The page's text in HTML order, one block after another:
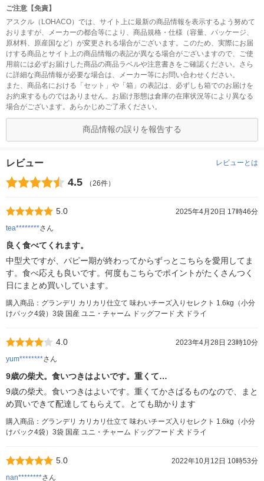
ご注意【免責】
アスクル（LOHACO）では、サイト上に最新の商品情報を表示するよう努めて
おりますが、メーカーの都合等により、商品規格・仕様（容量、パッケージ、
原材料、原産国など）が変更される場合がございます。このため、実際にお届
けする商品とサイト上の商品情報の表記が異なる場合がございますので、ご使
用前には必ずお届けした商品の商品ラベルや注意書きをご確認ください。さら
に詳細な商品情報が必要な場合は、メーカー等にお問い合わせください。
また、商品名における「セット」や「箱」の表記は、必ずしも箱でのお届けを
お約束するものではありません。お届け形態は倉庫の在庫状況等により異なる
場合がございます。あらかじめご了承ください。
商品情報の誤りを報告する
レビュー レビューとは
4.5 （26件）
5.0
2025年4月20日 17時46分
tea********さん
良く食べてくれます。
中型犬ですが、パピー期が終わってからずっとこちらを愛用してま
す。食べ応えも良いです。何度もこちらでポイントがたくさんつく
日にまとめ買いしています。
購入商品：グランデリ カリカリ仕立て 味わいチーズ入りセレクト 1.6kg（小分
けパック4袋）3袋 国産 ユニ・チャーム ドッグフード 犬 ドライ
4.0
2023年4月28日 23時10分
yum********さん
9歳の柴犬。食いつきはよいです。重くて…
9歳の柴犬。食いつきはよいです。重くてかさばるものなので、まと
め買いできて配達してもらえて。とても助かります
購入商品：グランデリ カリカリ仕立て 味わいチーズ入りセレクト 1.6kg（小分
けパック4袋）3袋 国産 ユニ・チャーム ドッグフード 犬 ドライ
5.0
2022年10月12日 10時53分
nan********さん